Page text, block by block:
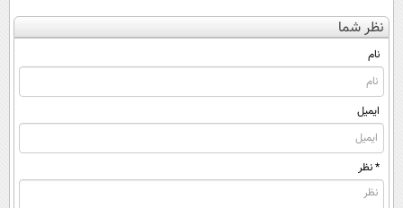
بدون جراحی و
قرص
(پرسشنامه)
کننده 23 روزه
کنی؟ (◂فیلم +
کن
نظر شما
نام
ایمیل
* نظر